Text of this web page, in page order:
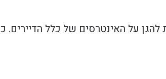
על האינטרסים של כלל הדיירים.